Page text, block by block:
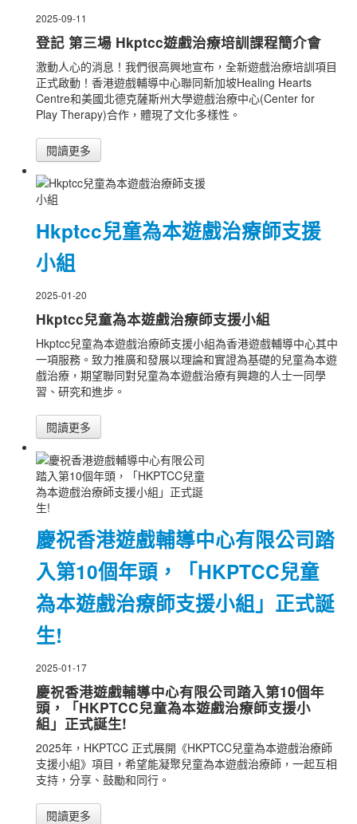
2025-09-11
登記 第三場 Hkptcc遊戲治療培訓課程簡介會
激動人心的消息！我們很高興地宣布，全新遊戲治療培訓項目
正式啟動！香港遊戲輔導中心聯同新加坡Healing Hearts
Centre和美國北德克薩斯州大學遊戲治療中心(Center for
Play Therapy)合作，體現了文化多樣性。
閱讀更多
Hkptcc兒童為本遊戲治療師支援
小組
2025-01-20
Hkptcc兒童為本遊戲治療師支援小組
Hkptcc兒童為本遊戲治療師支援小組為香港遊戲輔導中心其中
一項服務。致力推廣和發展以理論和實證為基礎的兒童為本遊
戲治療，期望聯同對兒童為本遊戲治療有興趣的人士一同學
習、研究和進步。
閱讀更多
慶祝香港遊戲輔導中心有限公司踏
入第10個年頭，「HKPTCC兒童
為本遊戲治療師支援小組」正式誕
生!
2025-01-17
慶祝香港遊戲輔導中心有限公司踏入第10個年
頭，「HKPTCC兒童為本遊戲治療師支援小
組」正式誕生!
2025年，HKPTCC 正式展開《HKPTCC兒童為本遊戲治療師
支援小組》項目，希望能凝聚兒童為本遊戲治療師，一起互相
支持，分享、鼓勵和同行。
閱讀更多